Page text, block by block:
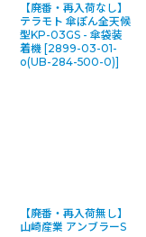
【廃番・再入荷なし】
テラモト 傘ぽん全天候
型KP-03GS - 傘袋装
着機 [2899-03-01-
o(UB-284-500-0)]
【廃番・再入荷無し】
山崎産業 アンブラーS